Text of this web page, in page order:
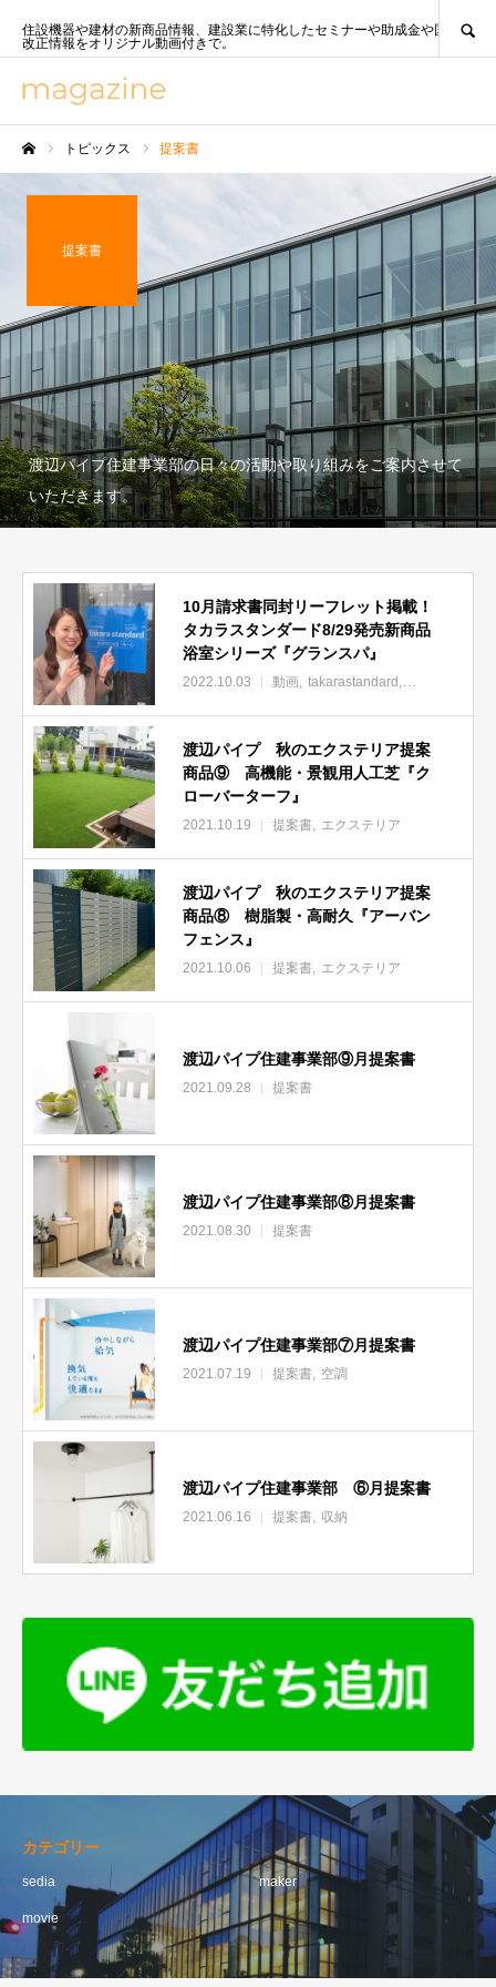
住設機器や建材の新商品情報、建設業に特化したセミナーや助成金や国策、法
改正情報をオリジナル動画付きで。
トピックス 提案書
提案書
渡辺パイプ住建事業部の日々の活動や取り組みをご案内させて
いただきます。
10月請求書同封リーフレット掲載！
タカラスタンダード8/29発売新商品
浴室シリーズ『グランスパ』
2022.10.03 動画 takarastandard 提案書
渡辺パイプ 秋のエクステリア提案
商品⑨ 高機能・景観用人工芝『ク
ローバーターフ』
2021.10.19 提案書 エクステリア
渡辺パイプ 秋のエクステリア提案
商品⑧ 樹脂製・高耐久『アーバン
フェンス』
2021.10.06 提案書 エクステリア
渡辺パイプ住建事業部⑨月提案書
2021.09.28 提案書
渡辺パイプ住建事業部⑧月提案書
2021.08.30 提案書
渡辺パイプ住建事業部⑦月提案書
2021.07.19 提案書 空調
渡辺パイプ住建事業部 ⑥月提案書
2021.06.16 提案書 収納
カテゴリー
sedia maker
movie